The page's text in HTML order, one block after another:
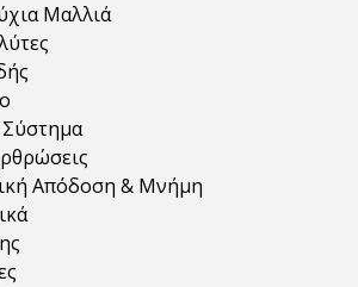
Μαλλιά
Απόδοση & Μνήμη